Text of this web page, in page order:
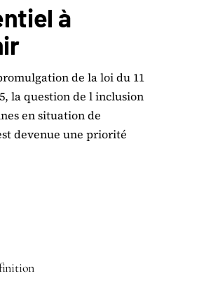
à
de la loi du 11
la question de l inclusion
en situation de
devenue une priorité